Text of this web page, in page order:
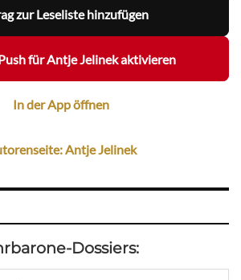
zur Leseliste hinzufügen
für Antje Jelinek aktivieren
In der App öffnen
Antje Jelinek
Dossiers: